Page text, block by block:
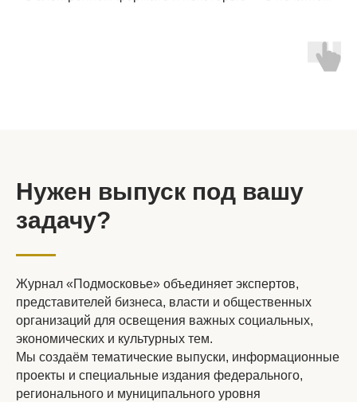
Нужен выпуск под вашу
задачу?
Журнал «Подмосковье» объединяет экспертов,
представителей бизнеса, власти и общественных
организаций для освещения важных социальных,
экономических и культурных тем.
Мы создаём тематические выпуски, информационные
проекты и специальные издания федерального,
регионального и муниципального уровня